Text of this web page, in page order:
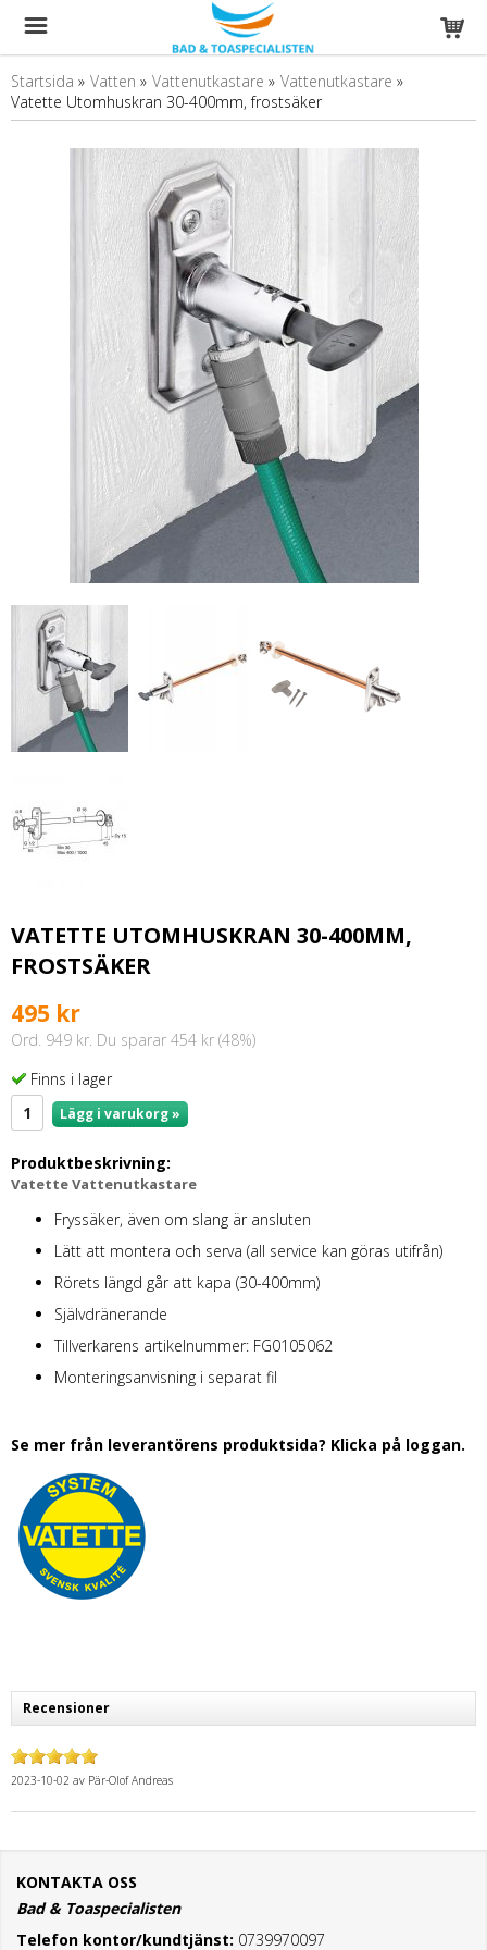
Startsida » Vatten » Vattenutkastare » Vattenutkastare »
Vatette Utomhuskran 30-400mm, frostsäker
VATETTE UTOMHUSKRAN 30-400MM,
FROSTSÄKER
495 kr
Ord. 949 kr. Du sparar 454 kr (48%)
Finns i lager
Lägg i varukorg »
Produktbeskrivning:
Vatette Vattenutkastare
Fryssäker, även om slang är ansluten
Lätt att montera och serva (all service kan göras utifrån)
Rörets längd går att kapa (30-400mm)
Självdränerande
Tillverkarens artikelnummer: FG0105062
Monteringsanvisning i separat fil
Se mer från leverantörens produktsida? Klicka på loggan.
Recensioner
2023-10-02 av Pär-Olof Andreas
KONTAKTA OSS
Bad & Toaspecialisten
Telefon kontor/kundtjänst: 0739970097